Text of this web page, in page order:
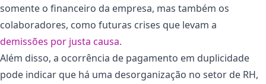
somente o financeiro da empresa, mas também os
colaboradores, como futuras crises que levam a
demissões por justa causa.
Além disso, a ocorrência de pagamento em duplicidade
pode indicar que há uma desorganização no setor de RH,